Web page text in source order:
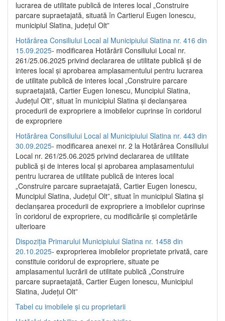
lucrarea de utilitate publică de interes local „Construire
parcare supraetajată, situată în Cartierul Eugen Ionescu,
municipiul Slatina, județul Olt”
Hotărârea Consiliului Local al Municipiului Slatina nr. 416 din
15.09.2025- modificarea Hotărârii Consiliului Local nr.
261/25.06.2025 privind declararea de utilitate publică și de
interes local și aprobarea amplasamentului pentru lucrarea
de utilitate publică de interes local „Construire parcare
supraetajată, Cartier Eugen Ionescu, Muncipiul Slatina,
Județul Olt”, situat în municipiul Slatina și declanșarea
procedurii de expropriere a imobilelor cuprinse în coridorul
de expropriere
Hotărârea Consiliului Local al Municipiului Slatina nr. 443 din
30.09.2025- modificarea anexei nr. 2 la Hotărârea Consiliului
Local nr. 261/25.06.2025 privind declararea de utilitate
publică şi de interes local şi aprobarea amplasamentului
pentru lucrarea de utilitate publică de interes local
„Construire parcare supraetajată, Cartier Eugen Ionescu,
Muncipiul Slatina, Judeţul Olt”, situat în municipiul Slatina şi
declanşarea procedurii de expropriere a imobilelor cuprinse
în coridorul de expropriere, cu modificările şi completările
ulterioare
Dispoziția Primarului Municipiului Slatina nr. 1458 din
20.10.2025- exproprierea imobilelor proprietate privată, care
constituie coridorul de expropriere, situate pe
amplasamentul lucrării de utilitate publică „Construire
parcare supraetajată, Cartier Eugen Ionescu, Municipiul
Slatina, Județul Olt”
Tabel cu imobilele și cu proprietarii